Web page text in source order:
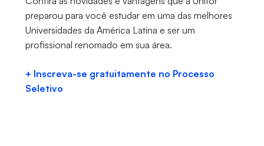
preparou para você estudar em uma das melhores
Universidades da América Latina e ser um
profissional renomado em sua área.
+ Inscreva-se gratuitamente no Processo
Seletivo